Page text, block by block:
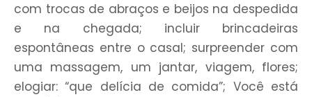
com trocas de abraços e beijos na despedida
e na chegada; incluir brincadeiras
espontâneas entre o casal; surpreender com
uma massagem, um jantar, viagem, flores;
elogiar: “que delícia de comida”; Você está